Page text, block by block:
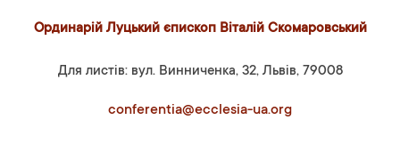
Ординарій Луцький єпископ Віталій Скомаровський
Для листів: вул. Винниченка, 32, Львів, 79008
conferentia@ecclesia-ua.org